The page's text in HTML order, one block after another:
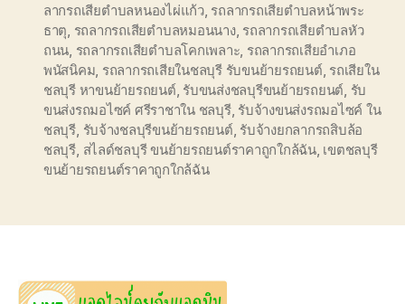
ลากรถเสียตำบลหนองไผ่แก้ว, รถลากรถเสียตำบลหน้าพระ
ธาตุ รถลากรถเสียตำบลหมอนนาง, รถลากรถเสียตำบลหัว
ถนน รถลากรถเสียตำบลโคกเพลาะ รถลากรถเสียอำเภอ
พนัสนิคม รถลากรถเสียในชลบุรี รับขนย้ายรถยนต์, รถเสียใน
ชลบุรี หาขนย้ายรถยนต์, รับขนส่งชลบุรีขนย้ายรถยนต์ รับ
ขนส่งรถมอไซค์ ศรีราชาใน ชลบุรี, รับจ้างขนส่งรถมอไซค์ ใน
ชลบุรี รับจ้างชลบุรีขนย้ายรถยนต์, รับจ้างยกลากรถสิบล้อ
ชลบุรี สไลด์ชลบุรี ขนย้ายรถยนต์ราคาถูกใกล้ฉัน, เขตชลบุรี
ขนย้ายรถยนต์ราคาถูกใกล้ฉัน